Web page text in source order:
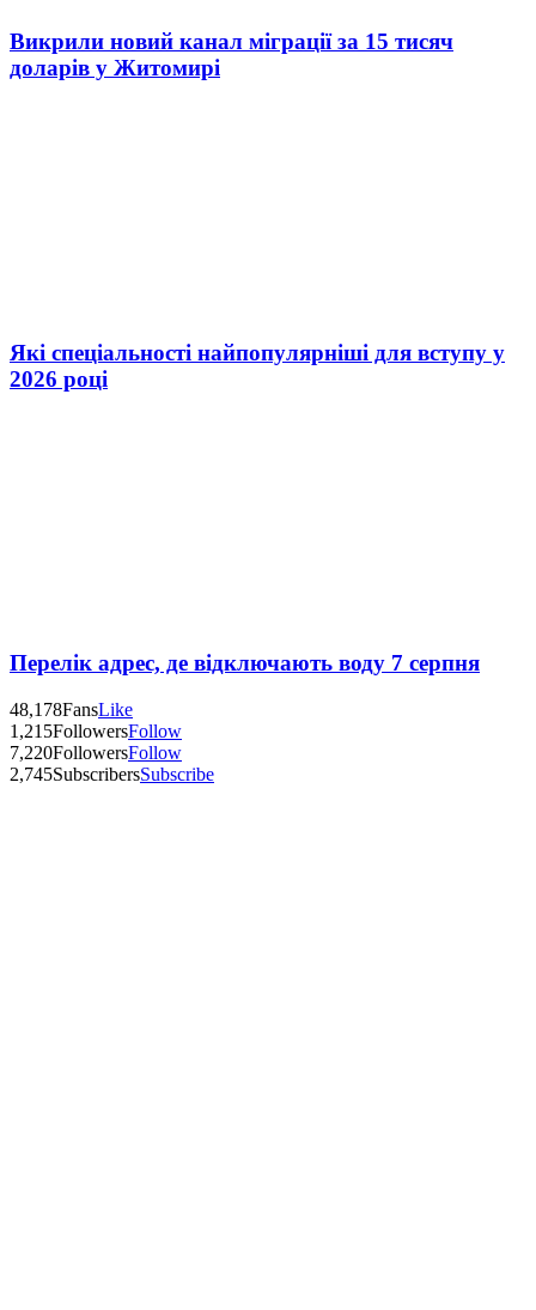
Викрили новий канал міграції за 15 тисяч
доларів у Житомирі
Які спеціальності найпопулярніші для вступу у
2026 році
Перелік адрес, де відключають воду 7 серпня
48,178FansLike
1,215FollowersFollow
7,220FollowersFollow
2,745SubscribersSubscribe